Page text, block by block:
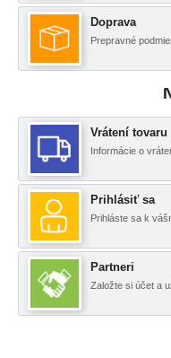
Doprava
Prepravné
Vrátení tovaru
Informácie o
Prihlásiť sa
Prihláste sa k
Partneri
Založte si účet a